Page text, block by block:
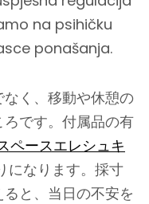
na psihičku
ponašanja.
く、移動や休憩の
です。付属品の有
ペースエレシュキ
になります。採寸
と、当日の不安を